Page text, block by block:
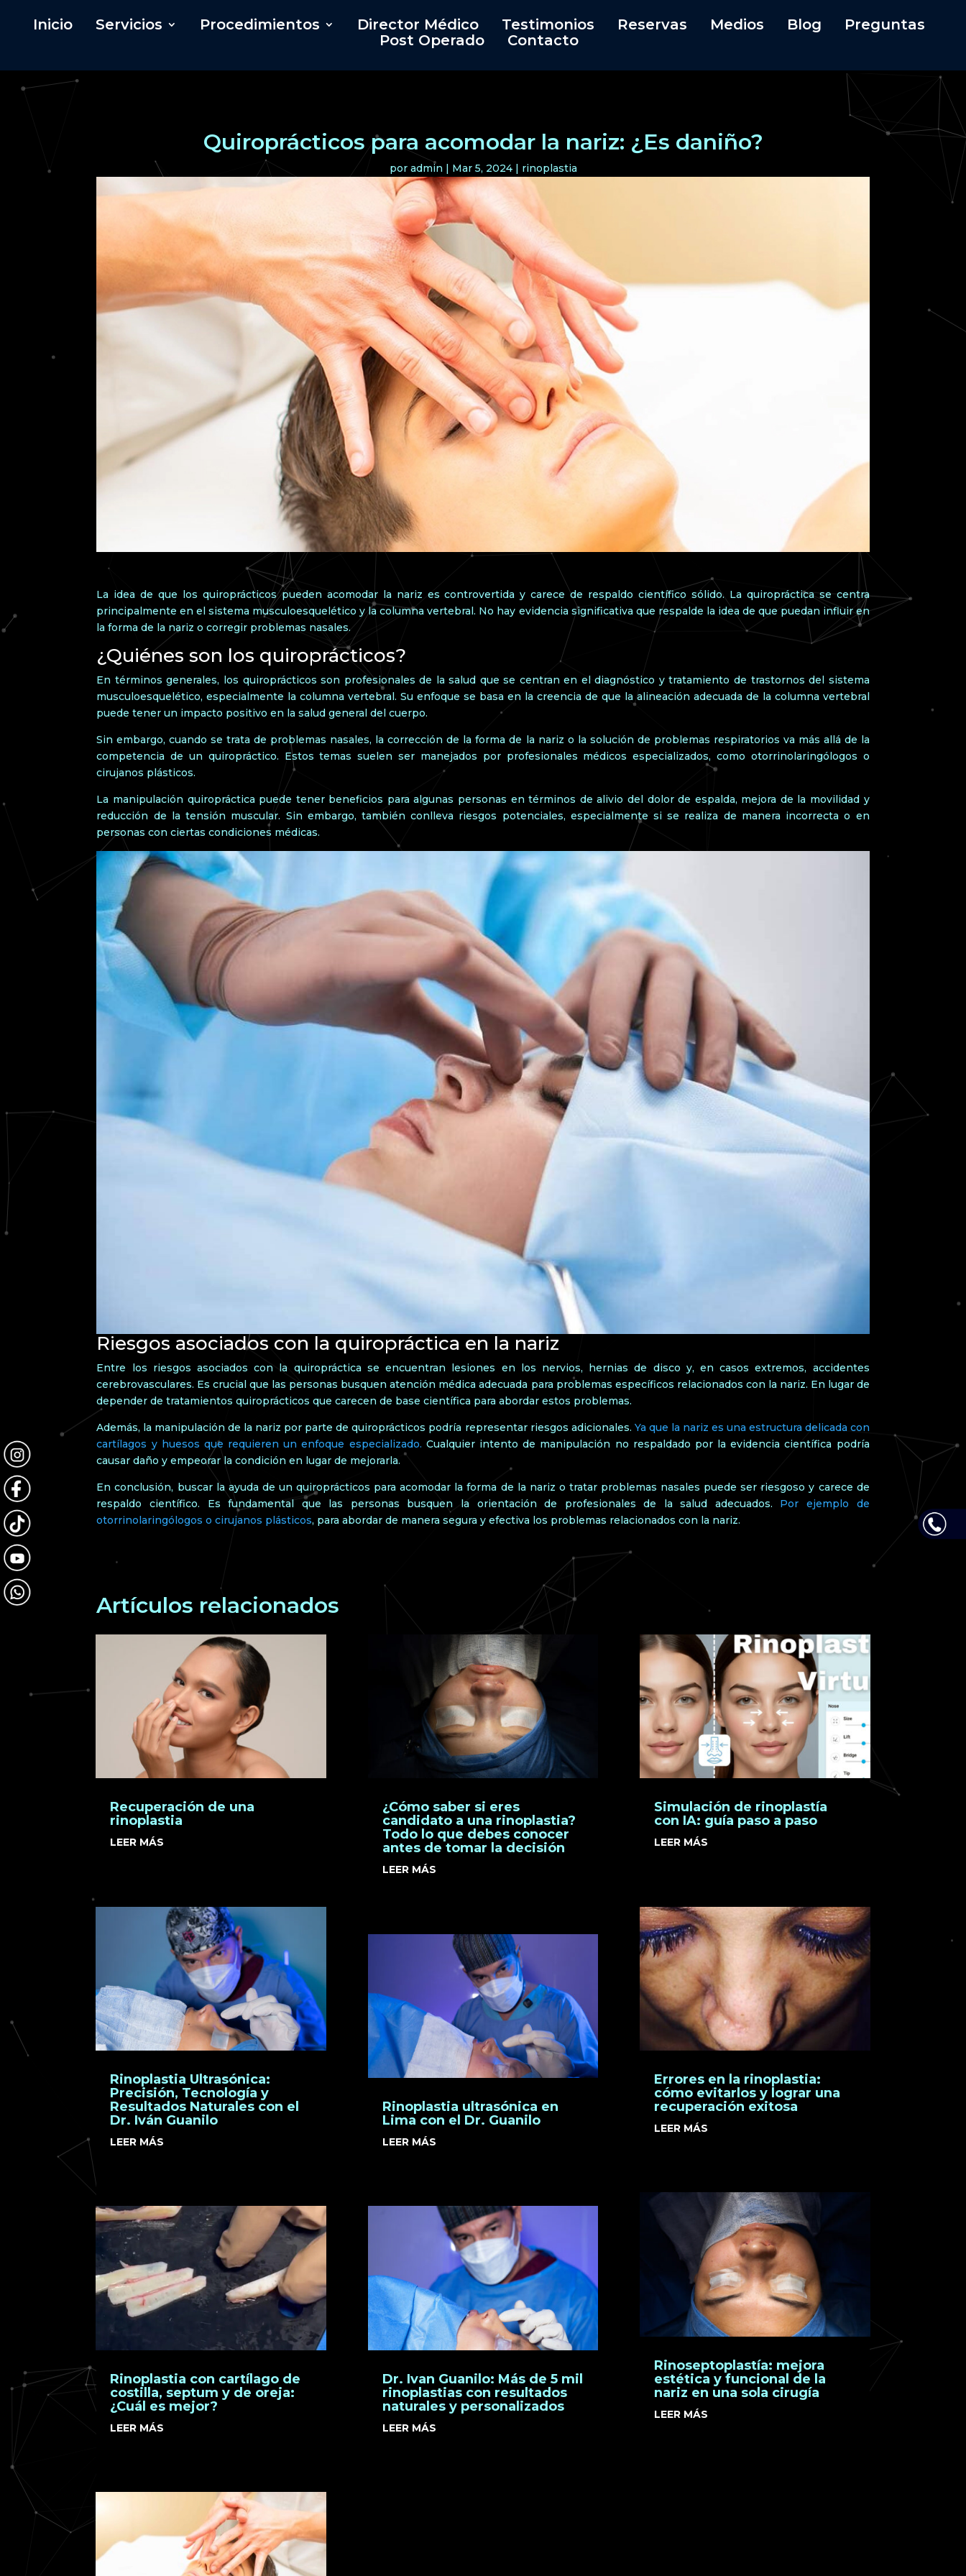
Inicio Servicios Procedimientos Director Médico Testimonios Reservas Medios Blog
Preguntas
Post Operado
Contacto
Quiroprácticos para acomodar la nariz: ¿Es daniño?
por admin | Mar 5, 2024| rinoplastia
La idea de que los quiroprácticos pueden acomodar la nariz es controvertida y carece de respaldo científico sólido. La quiropráctica se centra
principalmente en el sistema musculoesquelético y la columna vertebral. No hay evidencia significativa que respalde la idea de que puedan influir en
la forma de la nariz o corregir problemas nasales.
¿Quiénes son los quiroprácticos?
En términos generales, los quiroprácticos son profesionales de la salud que se centran en el diagnóstico y tratamiento de trastornos del sistema
musculoesquelético, especialmente la columna vertebral. Su enfoque se basa en la creencia de que la alineación adecuada de la columna vertebral
puede tener un impacto positivo en la salud general del cuerpo.
Sin embargo, cuando se trata de problemas nasales, la corrección de la forma de la nariz o la solución de problemas respiratorios va más allá de la
competencia de un quiropráctico. Estos temas suelen ser manejados por profesionales médicos especializados, como otorrinolaringólogos o
cirujanos plásticos.
La manipulación quiropráctica puede tener beneficios para algunas personas en términos de alivio del dolor de espalda, mejora de la movilidad y
reducción de la tensión muscular. Sin embargo, también conlleva riesgos potenciales, especialmente si se realiza de manera incorrecta o en
personas con ciertas condiciones médicas.
Riesgos asociados con la quiropráctica en la nariz
Entre los riesgos asociados con la quiropráctica se encuentran lesiones en los nervios, hernias de disco y, en casos extremos, accidentes
cerebrovasculares. Es crucial que las personas busquen atención médica adecuada para problemas específicos relacionados con la nariz. En lugar de
depender de tratamientos quiroprácticos que carecen de base científica para abordar estos problemas.
Además, la manipulación de la nariz por parte de quiroprácticos podría representar riesgos adicionales. Ya que la nariz es una estructura delicada con
cartílagos y huesos que requieren un enfoque especializado. Cualquier intento de manipulación no respaldado por la evidencia científica podría
causar daño y empeorar la condición en lugar de mejorarla.
En conclusión, buscar la ayuda de un quiroprácticos para acomodar la forma de la nariz o tratar problemas nasales puede ser riesgoso y carece de
respaldo científico. Es fundamental que las personas busquen la orientación de profesionales de la salud adecuados. Por ejemplo de
otorrinolaringólogos o cirujanos plásticos, para abordar de manera segura y efectiva los problemas relacionados con la nariz.
Artículos relacionados
Recuperación de una
rinoplastia
LEER MÁS
Rinoplastia Ultrasónica:
Precisión, Tecnología y
Resultados Naturales con el
Dr. Iván Guanilo
LEER MÁS
Rinoplastia con cartílago de
costilla, septum y de oreja:
¿Cuál es mejor?
LEER MÁS
¿Cómo saber si eres
candidato a una rinoplastia?
Todo lo que debes conocer
antes de tomar la decisión
LEER MÁS
Rinoplastia ultrasónica en
Lima con el Dr. Guanilo
LEER MÁS
Dr. Ivan Guanilo: Más de 5 mil
rinoplastias con resultados
naturales y personalizados
LEER MÁS
Simulación de rinoplastía
con IA: guía paso a paso
LEER MÁS
Errores en la rinoplastia:
cómo evitarlos y lograr una
recuperación exitosa
LEER MÁS
Rinoseptoplastía: mejora
estética y funcional de la
nariz en una sola cirugía
LEER MÁS